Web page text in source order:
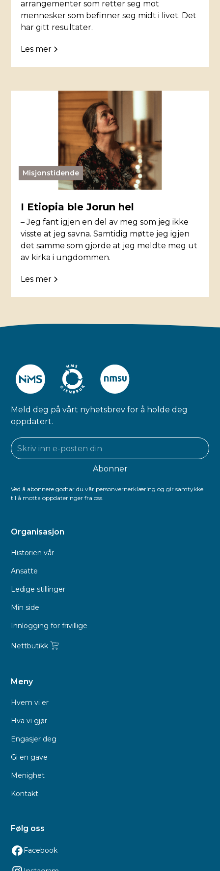
arrangementer som retter seg mot
mennesker som befinner seg midt i livet. Det
har gitt resultater.
Les mer
Misjonstidende
I Etiopia ble Jorun hel
– Jeg fant igjen en del av meg som jeg ikke
visste at jeg savna. Samtidig møtte jeg igjen
det samme som gjorde at jeg meldte meg ut
av kirka i ungdommen.
Les mer
Meld deg på vårt nyhetsbrev for å holde deg
oppdatert.
Ved å abonnere godtar du vår personvernerklæring og gir samtykke
til å motta oppdateringer fra oss.
Organisasjon
Historien vår
Ansatte
Ledige stillinger
Min side
Innlogging for frivillige
Nettbutikk
Meny
Hvem vi er
Hva vi gjør
Engasjer deg
Gi en gave
Menighet
Kontakt
Følg oss
Facebook